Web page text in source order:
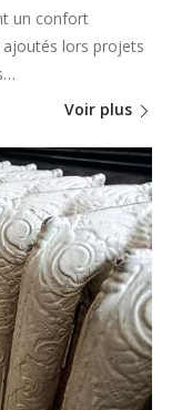
un confort
lors projets
Voir plus